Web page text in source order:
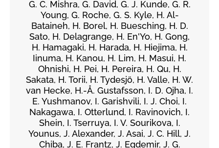
G. C. Mishra, G. David, G. J. Kunde, G. R.
Young, G. Roche, G. S. Kyle, H. Al-
Bataineh, H. Borel, H. Buesching, H. D.
Sato, H. Delagrange, H. En'Yo, H. Gong,
H. Hamagaki, H. Harada, H. Hiejima, H.
Iinuma, H. Kanou, H. Lim, H. Masui, H.
Ohnishi, H. Pei, H. Pereira, H. Qu, H.
Sakata, H. Torii, H. Tydesjö, H. Valle, H. W.
van Hecke, H.-Å. Gustafsson, I. D. Ojha, I.
E. Yushmanov, I. Garishvili, I. J. Choi, I.
Nakagawa, I. Otterlund, I. Ravinovich, I.
Shein, I. Tserruya, I. V. Sourikova, I.
Younus, J. Alexander, J. Asai, J. C. Hill, J.
Chiba, J. E. Frantz, J. Egdemir, J. G.